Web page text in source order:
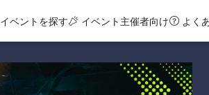
イベントを探す イベント主催者向け よく